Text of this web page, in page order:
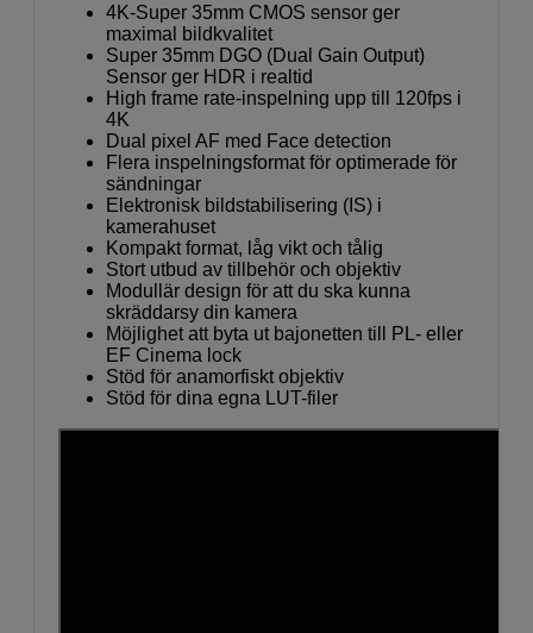
4K-Super 35mm CMOS sensor ger
maximal bildkvalitet
Super 35mm DGO (Dual Gain Output)
Sensor ger HDR i realtid
High frame rate-inspelning upp till 120fps i
4K
Dual pixel AF med Face detection
Flera inspelningsformat för optimerade för
sändningar
Elektronisk bildstabilisering (IS) i
kamerahuset
Kompakt format, låg vikt och tålig
Stort utbud av tillbehör och objektiv
Modullär design för att du ska kunna
skräddarsy din kamera
Möjlighet att byta ut bajonetten till PL- eller
EF Cinema lock
Stöd för anamorfiskt objektiv
Stöd för dina egna LUT-filer